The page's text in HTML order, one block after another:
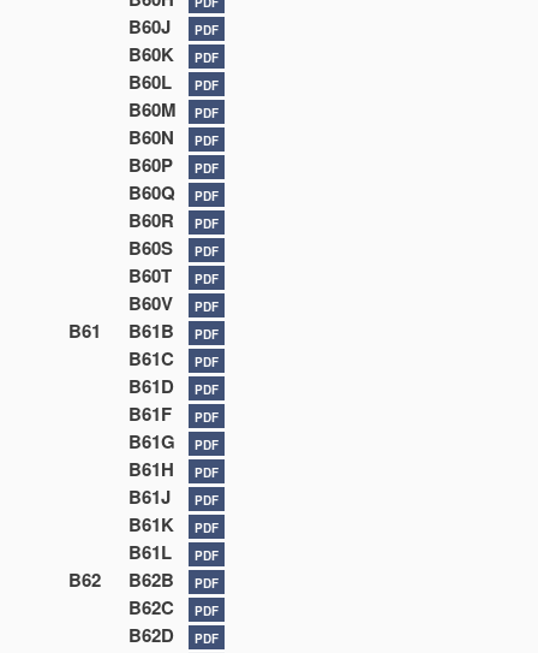
B60J PDF
B60K PDF
B60L PDF
B60M PDF
B60N PDF
B60P PDF
B60Q PDF
B60R PDF
B60S PDF
B60T PDF
B60V PDF
B61 B61B PDF
B61C PDF
B61D PDF
B61F PDF
B61G PDF
B61H PDF
B61J PDF
B61K PDF
B61L PDF
B62 B62B PDF
B62C PDF
B62D PDF